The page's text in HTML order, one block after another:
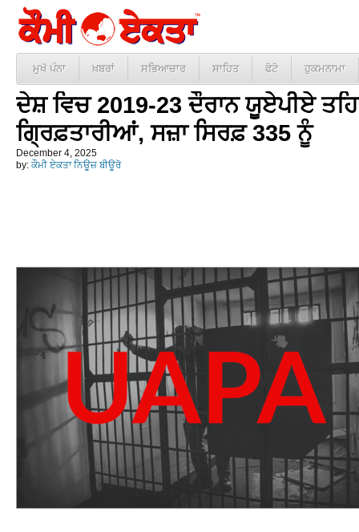
ਮੁਖੱ ਪੰਨਾ ਖ਼ਬਰਾਂ ਸਭਿਆਚਾਰ ਸਾਹਿਤ ਫੋਟੋ ਹੁਕਮਨਾਮਾ
ਦੇਸ਼ ਵਿਚ 2019-23 ਦੌਰਾਨ ਯੂਏਪੀਏ
ਗ੍ਰਿਫ਼ਤਾਰੀਆਂ, ਸਜ਼ਾ ਸਿਰਫ਼ 335 ਨੂੰ
December 4, 2025
by: ਕੌਮੀ ਏਕਤਾ ਨਿਊਜ਼ ਬੀਊਰੋ